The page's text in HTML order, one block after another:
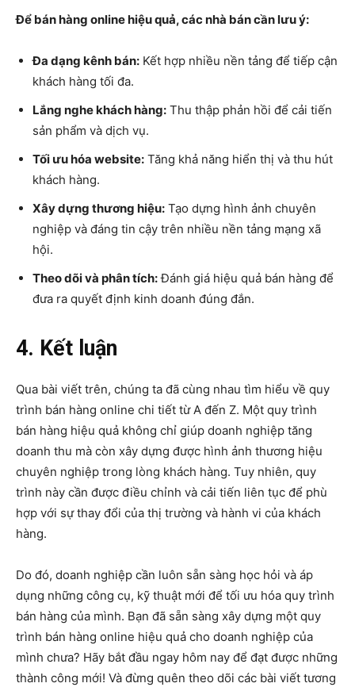
Để bán hàng online hiệu quả, các nhà bán cần lưu ý:
Đa dạng kênh bán: Kết hợp nhiều nền tảng để tiếp cận
khách hàng tối đa.
Lắng nghe khách hàng: Thu thập phản hồi để cải tiến
sản phẩm và dịch vụ.
Tối ưu hóa website: Tăng khả năng hiển thị và thu hút
khách hàng.
Xây dựng thương hiệu: Tạo dựng hình ảnh chuyên
nghiệp và đáng tin cậy trên nhiều nền tảng mạng xã
hội.
Theo dõi và phân tích:Đánh giá hiệu quả bán hàng để
đưa ra quyết định kinh doanh đúng đắn.
4. Kết luận
Qua bài viết trên, chúng ta đã cùng nhau tìm hiểu về quy
trình bán hàng online chi tiết từ A đến Z. Một quy trình
bán hàng hiệu quả không chỉ giúp doanh nghiệp tăng
doanh thu mà còn xây dựng được hình ảnh thương hiệu
chuyên nghiệp trong lòng khách hàng. Tuy nhiên, quy
trình này cần được điều chỉnh và cải tiến liên tục để phù
hợp với sự thay đổi của thị trường và hành vi của khách
hàng.
Do đó, doanh nghiệp cần luôn sẵn sàng học hỏi và áp
dụng những công cụ, kỹ thuật mới để tối ưu hóa quy trình
bán hàng của mình. Bạn đã sẵn sàng xây dựng một quy
trình bán hàng online hiệu quả cho doanh nghiệp của
mình chưa? Hãy bắt đầu ngay hôm nay để đạt được những
thành công mới! Và đừng quên theo dõi các bài viết tương